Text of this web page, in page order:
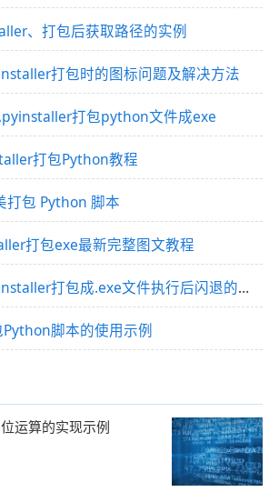
、打包后获取路径的实例
打包时的图标问题及解决方法
打包python文件成exe
打包Python教程
打包 Python 脚本
打包exe最新完整图文教程
Python使用pyinstaller打包成.exe文件执行后闪退的图文解决办法
脚本的使用示例
运算的实现示例